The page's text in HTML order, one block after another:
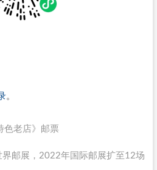
。
色老店》邮票
界邮展，2022年国际邮展扩至12场